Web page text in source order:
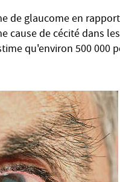
de glaucome en
de cécité dans
qu'environ 500 000